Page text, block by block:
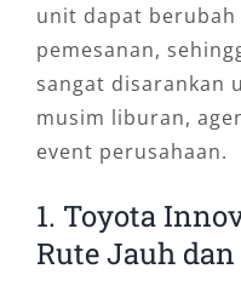
unit dapat
pemesanan,
sangat disarankan
musim liburan,
event perusahaan.
1. Toyota
Rute Jauh